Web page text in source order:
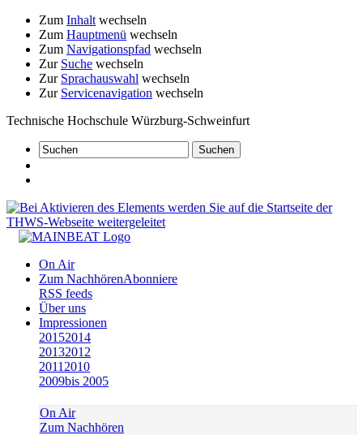
Zum Inhalt wechseln
Zum Hauptmenü wechseln
Zum Navigationspfad wechseln
Zur Suche wechseln
Zur Sprachauswahl wechseln
Zur Servicenavigation wechseln
Technische Hochschule Würzburg-Schweinfurt
On Air
Zum NachhörenAbonniere
RSS feeds
Über uns
Impressionen
20152014
20132012
2011 2010
2009bis 2005
On Air
Zum Nachhören